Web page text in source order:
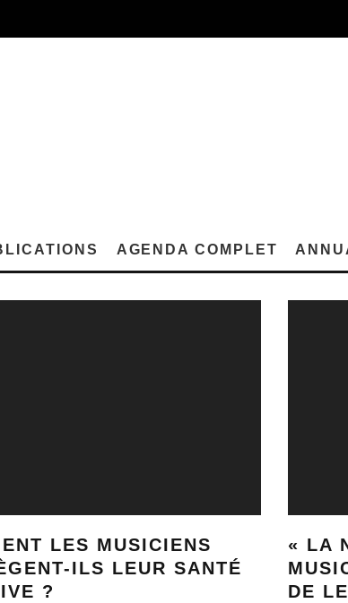
AGENDA COMPLET
LES MUSICIENS
ILS LEUR SANTÉ
?
« LA
DE